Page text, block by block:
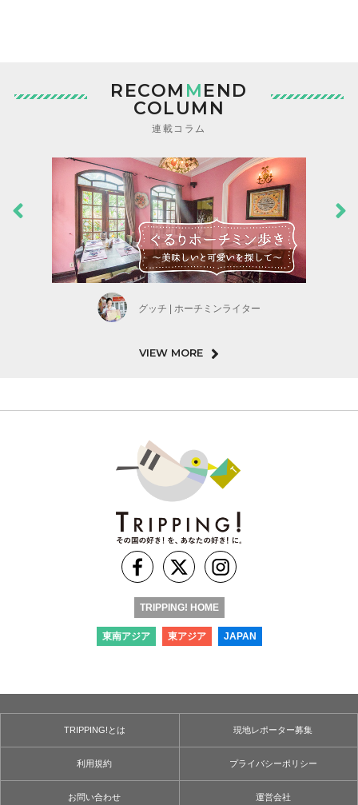
RECOM MEND
COLUMN
連載コラム
グッチ | ホーチミンライター
VIEW MORE
TRIPPING! HOME
東南アジア 東アジア JAPAN
TRIPPING!とは 現地レポーター募集
利用規約 プライバシーポリシー
お問い合わせ 運営会社